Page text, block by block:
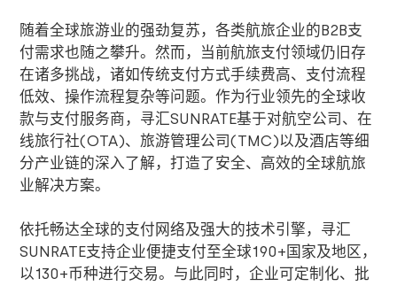
随着全球旅游业的强劲复苏，各类航旅企业的B2B支
付需求也随之攀升。然而，当前航旅支付领域仍旧存
在诸多挑战，诸如传统支付方式手续费高、支付流程
低效、操作流程复杂等问题。作为行业领先的全球收
款与支付服务商，寻汇SUNRATE基于对航空公司、在
线旅行社(OTA)、旅游管理公司(TMC)以及酒店等细
分产业链的深入了解，打造了安全、高效的全球航旅
业解决方案。
依托畅达全球的支付网络及强大的技术引擎，寻汇
SUNRATE支持企业便捷支付至全球190+ 国家及地区，
以130+币种进行交易。与此同时，企业可定制化、批